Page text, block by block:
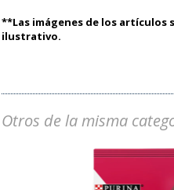
**Las imágenes de los artículos
ilustrativo.
Otros de la misma